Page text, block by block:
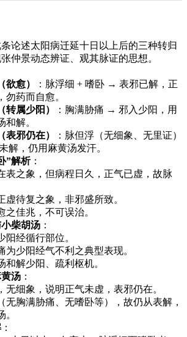
条论述太阳病迁延十日以上后的三种转归
仲景动态辨证、观其脉证的思想。
欲愈）
：脉浮细 + 嗜卧 → 表邪已解，正
勿药而自愈。
转属少阳）
：胸满胁痛 → 邪入少阳，用
和解。
表邪仍在）
：脉但浮（无细象、无里证）
解，仍用麻黄汤发汗。
”解析：
表之象，但病程日久，正气已虚，故脉
虚待复之象，非邪盛所致。
之佳兆，不可误治。
柴胡汤 ：
阳经循行部位。
为少阳经气不利之典型表现。
和解少阳、疏利枢机。
汤 ：
无细象，说明正气未虚，表邪仍在。
无胸满胁痛、无嗜卧等），故仍从表解，
。
：